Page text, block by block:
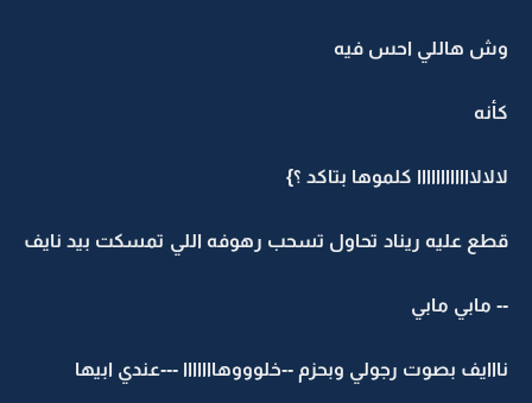
وش هاللي احس فيه
كأنه
لالالاااااااااااا كلموها بتاكد ؟}
قطع عليه ريناد تحاول تسحب رهوفه اللي تمسكت بيد نايف
-- مابي مابي
نااايف بصوت رجولي وبحزم --خلوووهااااااا ---عندي ابيها